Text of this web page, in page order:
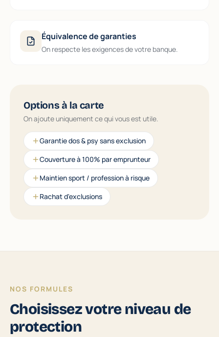
Équivalence de garanties
On respecte les exigences de votre banque.
Options à la carte
On ajoute uniquement ce qui vous est utile.
Garantie dos & psy sans exclusion
Couverture à 100% par emprunteur
Maintien sport / profession à risque
Rachat d'exclusions
NOS FORMULES
Choisissez votre niveau de
protection